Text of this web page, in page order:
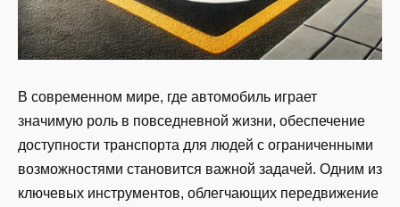
В современном мире, где автомобиль играет
значимую роль в повседневной жизни, обеспечение
доступности транспорта для людей с ограниченными
возможностями становится важной задачей. Одним из
ключевых инструментов, облегчающих передвижение